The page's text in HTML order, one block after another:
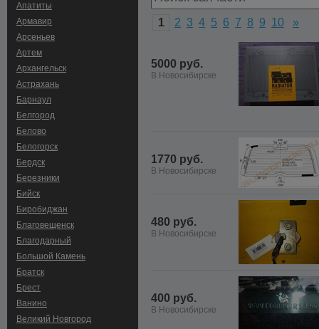
Апатиты
Армавир
Арсеньев
Артем
Архангельск
Астрахань
Барнаул
Белгород
Белово
Белогорск
Бердск
Березники
Бийск
Биробиджан
Благовещенск
Благодарный
Большой Камень
Братск
Брест
Ванино
Великий Новгород
1 2 3 4 5 6 7 8 9 10 »
5000 руб.
В Новосибирске
1770 руб.
В Новосибирске
480 руб.
В Новосибирске
400 руб.
В Новосибирске